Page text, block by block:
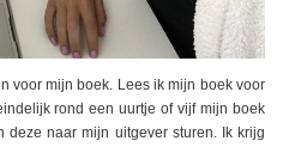
voor mijn boek. Lees ik mijn boek voor
rond een uurtje of vijf mijn boek
naar mijn uitgever sturen. Ik krijg